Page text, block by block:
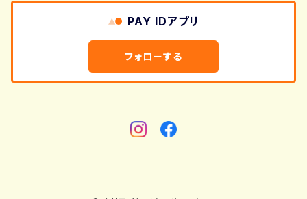
ご当地デザイン木のしおり
コインケース
名刺ケース
PAY IDアプリ
フォローする